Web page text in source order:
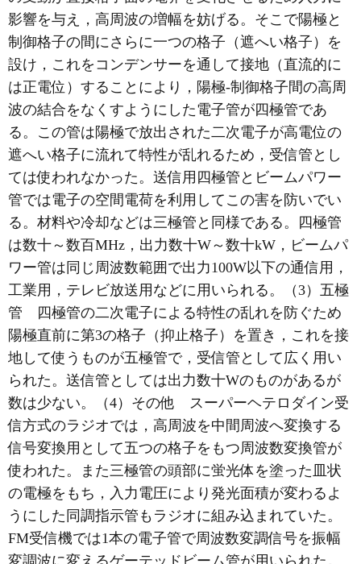
影響を与え，高周波の増幅を妨げる。そこで陽極と
制御格子の間にさらに一つの格子（遮へい格子）を
設け，これをコンデンサーを通して接地（直流的に
は正電位）することにより，陽極-制御格子間の高周
波の結合をなくすようにした電子管が四極管であ
る。この管は陽極で放出された二次電子が高電位の
遮へい格子に流れて特性が乱れるため，受信管とし
ては使われなかった。送信用四極管とビームパワー
管では電子の空間電荷を利用してこの害を防いでい
る。材料や冷却などは三極管と同様である。四極管
は数十～数百MHz，出力数十W～数十kW，ビームパ
ワー管は同じ周波数範囲で出力100W以下の通信用，
工業用，テレビ放送用などに用いられる。（3）五極
管 四極管の二次電子による特性の乱れを防ぐため
陽極直前に第3の格子（抑止格子）を置き，これを接
地して使うものが五極管で，受信管として広く用い
られた。送信管としては出力数十Wのものがあるが
数は少ない。（4）その他 スーパーヘテロダイン受
信方式のラジオでは，高周波を中間周波へ変換する
信号変換用として五つの格子をもつ周波数変換管が
使われた。また三極管の頭部に蛍光体を塗った皿状
の電極をもち，入力電圧により発光面積が変わるよ
うにした同調指示管もラジオに組み込まれていた。
FM受信機では1本の電子管で周波数変調信号を振幅